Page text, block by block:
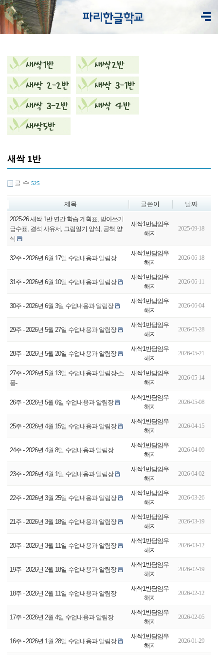
새싹 1반
글 수 525
제목 글쓴이 날짜
2025-26 새싹 1반 연간 학습 계획표, 받아쓰기
급수표, 결석 사유서, 그림일기 양식, 공책 양
식
새싹1반담임우
해지
2025-09-18
32주 - 2026년 6월 17일 수업내용과 알림장
새싹1반담임우
해지
2026-06-18
31주 - 2026년 6월 10일 수업내용과 알림장
새싹1반담임우
해지
2026-06-11
30주 - 2026년 6월 3일 수업내용과 알림장
새싹1반담임우
해지
2026-06-04
29주 - 2026년 5월 27일 수업내용과 알림장
새싹1반담임우
해지
2026-05-28
28주 - 2026년 5월 20일 수업내용과 알림장
새싹1반담임우
해지
2026-05-21
27주 - 2026년 5월 13일 수업내용과 알림장-소
풍-
새싹1반담임우
해지
2026-05-14
26주 - 2026년 5월 6일 수업내용과 알림장
새싹1반담임우
해지
2026-05-08
25주 - 2026년 4월 15일 수업내용과 알림장
새싹1반담임우
해지
2026-04-15
24주 - 2026년 4월 8일 수업내용과 알림장
새싹1반담임우
해지
2026-04-09
23주 - 2026년 4월 1일 수업내용과 알림장
새싹1반담임우
해지
2026-04-02
22주 - 2026년 3월 25일 수업내용과 알림장
새싹1반담임우
해지
2026-03-26
21주 - 2026년 3월 18일 수업내용과 알림장
새싹1반담임우
해지
2026-03-19
20주 - 2026년 3월 11일 수업내용과 알림장
새싹1반담임우
해지
2026-03-12
19주 - 2026년 2월 18일 수업내용과 알림장
새싹1반담임우
해지
2026-02-19
18주 - 2026년 2월 11일 수업내용과 알림장
새싹1반담임우
해지
2026-02-12
17주 - 2026년 2월 4일 수업내용과 알림장
새싹1반담임우
해지
2026-02-05
16주 - 2026년 1월 28일 수업내용과 알림장
새싹1반담임우
해지
2026-01-29